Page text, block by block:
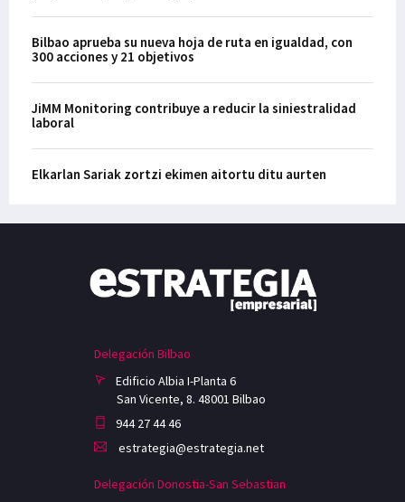
Bilbao aprueba su nueva hoja de ruta en igualdad, con
300 acciones y 21 objetivos
JiMM Monitoring contribuye a reducir la siniestralidad
laboral
Elkarlan Sariak zortzi ekimen aitortu ditu aurten
Delegación Bilbao
Edificio Albia I-Planta 6
San Vicente, 8. 48001 Bilbao
944 27 44 46
estrategia@estrategia.net
Delegación Donostia-San Sebastian